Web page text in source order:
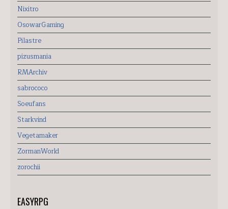
Nixitro
OsowarGaming
Pilastre
pizusmania
RMArchiv
sabrococo
Soeufans
Starkvind
Vegetamaker
ZormanWorld
zorochii
EASYRPG